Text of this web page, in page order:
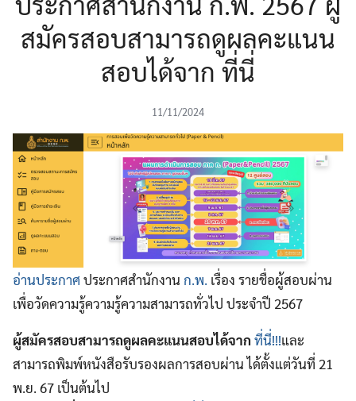
สมัครสอบสามารถดูผลคะแนน
สอบได้จาก ที่นี่
11/11/2024
อ่านประกาศ ประกาศสำนักงาน ก.พ. เรื่อง รายชื่อผู้สอบผ่าน
เพื่อวัดความรู้ความรู้ความสามารถทั่วไป ประจำปี 2567
ผู้สมัครสอบสามารถดูผลคะแนนสอบได้จาก ที่นี่!!!และ
สามารถพิมพ์หนังสือรับรองผลการสอบผ่าน ได้ตั้งแต่วันที่ 21
พ.ย. 67 เป็นต้นไป